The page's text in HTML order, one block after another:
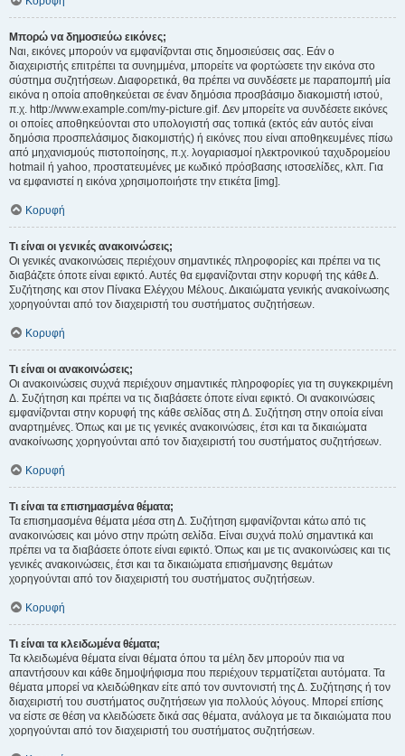
Μπορώ να δημοσιεύω εικόνες;
Ναι, εικόνες μπορούν να εμφανίζονται στις δημοσιεύσεις σας. Εάν ο
διαχειριστής επιτρέπει τα συνημμένα, μπορείτε να φορτώσετε την εικόνα στο
σύστημα συζητήσεων. Διαφορετικά, θα πρέπει να συνδέσετε με παραπομπή μία
εικόνα η οποία αποθηκεύεται σε έναν δημόσια προσβάσιμο διακομιστή ιστού,
π.χ. http://www.example.com/my-picture.gif. Δεν μπορείτε να συνδέσετε εικόνες
οι οποίες αποθηκεύονται στο υπολογιστή σας τοπικά (εκτός εάν αυτός είναι
δημόσια προσπελάσιμος διακομιστής) ή εικόνες που είναι αποθηκευμένες πίσω
από μηχανισμούς πιστοποίησης, π.χ. λογαριασμοί ηλεκτρονικού ταχυδρομείου
hotmail ή yahoo, προστατευμένες με κωδικό πρόσβασης ιστοσελίδες, κλπ. Για
να εμφανιστεί η εικόνα χρησιμοποιήστε την ετικέτα [img].
Κορυφή
Τι είναι οι γενικές ανακοινώσεις;
Οι γενικές ανακοινώσεις περιέχουν σημαντικές πληροφορίες και πρέπει να τις
διαβάζετε όποτε είναι εφικτό. Αυτές θα εμφανίζονται στην κορυφή της κάθε Δ.
Συζήτησης και στον Πίνακα Ελέγχου Μέλους. Δικαιώματα γενικής ανακοίνωσης
χορηγούνται από τον διαχειριστή του συστήματος συζητήσεων.
Κορυφή
Τι είναι οι ανακοινώσεις;
Οι ανακοινώσεις συχνά περιέχουν σημαντικές πληροφορίες για τη συγκεκριμένη
Δ. Συζήτηση και πρέπει να τις διαβάσετε όποτε είναι εφικτό. Οι ανακοινώσεις
εμφανίζονται στην κορυφή της κάθε σελίδας στη Δ. Συζήτηση στην οποία είναι
αναρτημένες. Όπως και με τις γενικές ανακοινώσεις, έτσι και τα δικαιώματα
ανακοίνωσης χορηγούνται από τον διαχειριστή του συστήματος συζητήσεων.
Κορυφή
Τι είναι τα επισημασμένα θέματα;
Τα επισημασμένα θέματα μέσα στη Δ. Συζήτηση εμφανίζονται κάτω από τις
ανακοινώσεις και μόνο στην πρώτη σελίδα. Είναι συχνά πολύ σημαντικά και
πρέπει να τα διαβάσετε όποτε είναι εφικτό. Όπως και με τις ανακοινώσεις και τις
γενικές ανακοινώσεις, έτσι και τα δικαιώματα επισήμανσης θεμάτων
χορηγούνται από τον διαχειριστή του συστήματος συζητήσεων.
Κορυφή
Τι είναι τα κλειδωμένα θέματα;
Τα κλειδωμένα θέματα είναι θέματα όπου τα μέλη δεν μπορούν πια να
απαντήσουν και κάθε δημοψήφισμα που περιέχουν τερματίζεται αυτόματα. Τα
θέματα μπορεί να κλειδώθηκαν είτε από τον συντονιστή της Δ. Συζήτησης ή τον
διαχειριστή του συστήματος συζητήσεων για πολλούς λόγους. Μπορεί επίσης
να είστε σε θέση να κλειδώσετε δικά σας θέματα, ανάλογα με τα δικαιώματα που
χορηγούνται από τον διαχειριστή του συστήματος συζητήσεων.